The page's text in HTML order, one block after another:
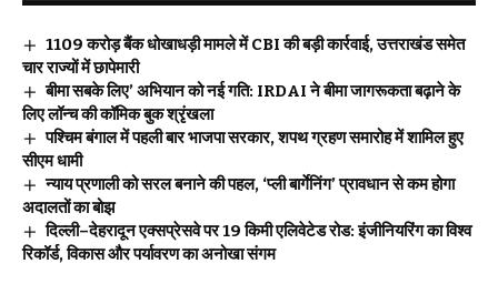
₹1109 करोड़ बैंक धोखाधड़ी मामले में CBI की बड़ी कार्रवाई, उत्तराखंड समेत
चार राज्यों में छापेमारी
बीमा सबके लिए’ अभियान को नई गति: IRDAI ने बीमा जागरूकता बढ़ाने के
लिए लॉन्च की कॉमिक बुक श्रृंखला
पश्चिम बंगाल में पहली बार भाजपा सरकार, शपथ ग्रहण समारोह में शामिल हुए
सीएम धामी
न्याय प्रणाली को सरल बनाने की पहल, ‘प्ली बार्गेनिंग’ प्रावधान से कम होगा
अदालतों का बोझ
दिल्ली–देहरादून एक्सप्रेसवे पर 19 किमी एलिवेटेड रोड: इंजीनियरिंग का विश्व
रिकॉर्ड, विकास और पर्यावरण का अनोखा संगम